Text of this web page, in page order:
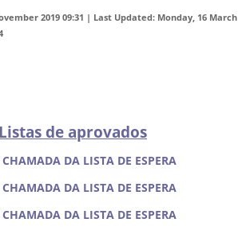
2019 09:31 | Last Updated: Monday, 16 March
Listas de aprovados
DA LISTA DE ESPERA
DA LISTA DE ESPERA
DA LISTA DE ESPERA